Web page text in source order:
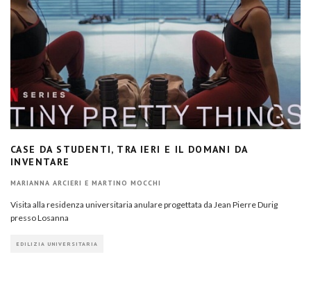
CASE DA STUDENTI, TRA IERI E IL DOMANI DA
INVENTARE
MARIANNA ARCIERI E MARTINO MOCCHI
Visita alla residenza universitaria anulare progettata da Jean Pierre Durig
presso Losanna
EDILIZIA UNIVERSITARIA